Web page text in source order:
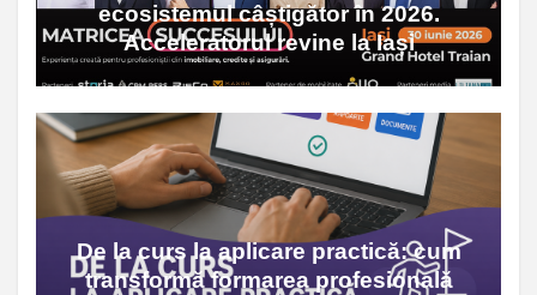
ecosistemul câștigător în 2026.
Acceleratorul revine la Iași
De la curs la aplicare practică: cum
transformă formarea profesională